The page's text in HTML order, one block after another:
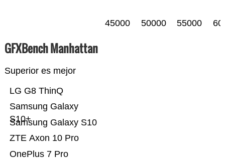
45000 50000 55000
GFXBench Manhattan
Superior es mejor
OnePlus 7 Pro
ZTE Axon 10 Pro
Samsung Galaxy S10
Samsung Galaxy
S10+
LG G8 ThinQ